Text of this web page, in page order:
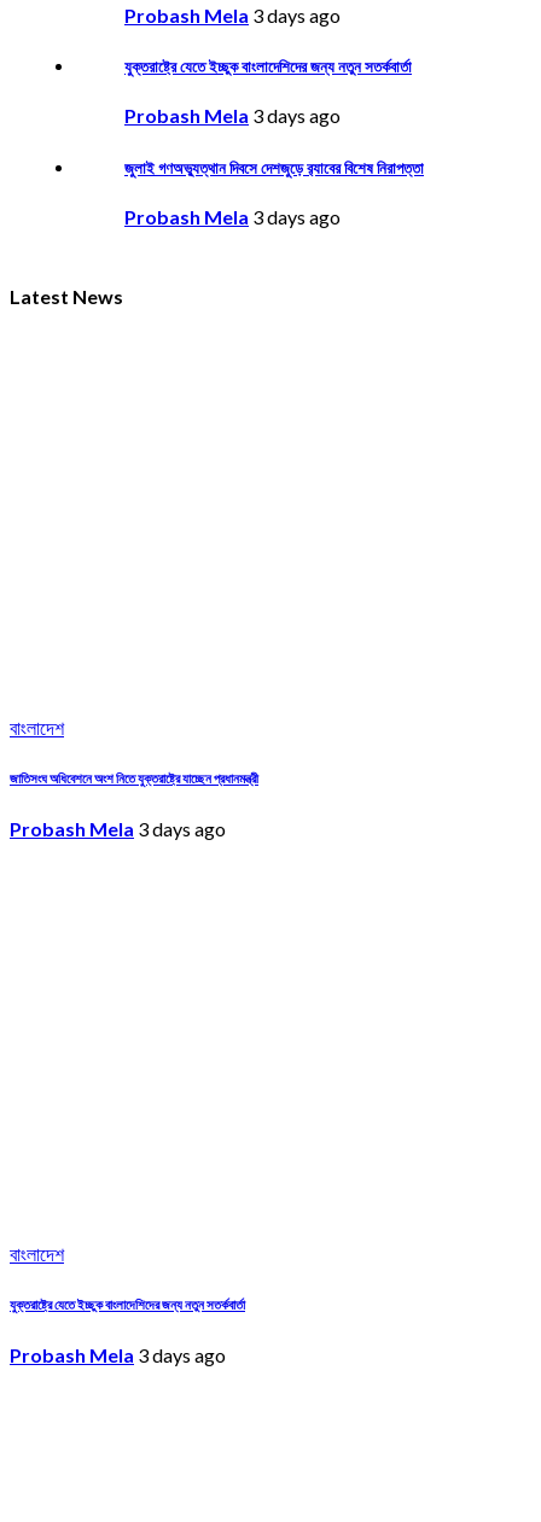
Probash Mela 3 days ago
যুক্তরাষ্ট্রে যেতে ইচ্ছুক বাংলাদেশিদের জন্য নতুন সতর্কবার্তা
Probash Mela 3 days ago
জুলাই গণঅভ্যুত্থান দিবসে দেশজুড়ে র‌্যাবের বিশেষ নিরাপত্তা
Probash Mela 3 days ago
Latest News
বাংলাদেশ
জাতিসংঘ অধিবেশনে অংশ নিতে যুক্তরাষ্ট্রে যাচ্ছেন প্রধানমন্ত্রী
Probash Mela 3 days ago
বাংলাদেশ
যুক্তরাষ্ট্রে যেতে ইচ্ছুক বাংলাদেশিদের জন্য নতুন সতর্কবার্তা
Probash Mela 3 days ago